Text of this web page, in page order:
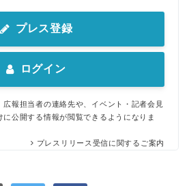
プレス登録
ログイン
広報担当者の連絡先や、イベント・記者会見
公開する情報が閲覧できるようになりま
プレスリリース受信に関するご案内